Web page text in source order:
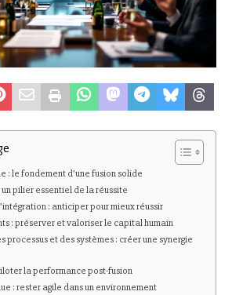
: le fondement d’une fusion solide
un pilier essentiel de la réussite
: anticiper pour mieux réussir
: préserver et valoriser le capital humain
processus et des systèmes : créer une synergie
la performance post-fusion
: rester agile dans un environnement